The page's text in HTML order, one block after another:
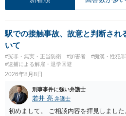
駅での接触事故、故意と判断され
いて
#冤罪・無実・正当防衛 #加害者 #痴漢・性犯罪
#逮捕による解雇・退学回避
2026年8月8日
刑事事件に強い弁護士
若井 亮 弁護士
初めまして。 ご相談内容を拝見しまし